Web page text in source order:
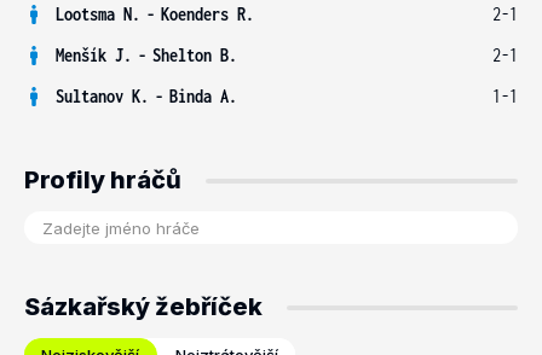
Lootsma N. - Koenders R.
2-1
Menšík J. - Shelton B.
2-1
Sultanov K. - Binda A. 1-1
Profily hráčů
Sázkařský žebříček